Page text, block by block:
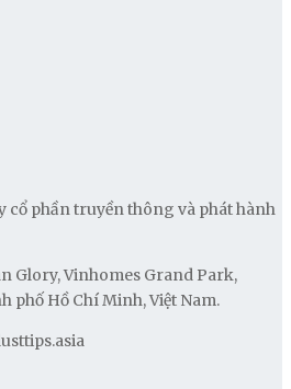
cổ phần truyền thông và phát hành
Glory, Vinhomes Grand Park,
phố Hồ Chí Minh, Việt Nam.